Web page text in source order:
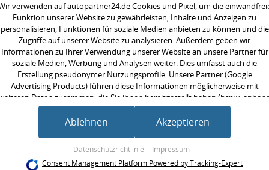
kauften auch
verwenden auf autopartner24.de Cookies und Pixel, um die
Funktion unserer Website zu gewährleisten, Inhalte und Anzeigen zu
personalisieren, Funktionen für soziale Medien anbieten zu können und die
Zugriffe auf unserer Website zu analysieren. Außerdem geben wir
Informationen zu Ihrer Verwendung unserer Website an unsere Partner für
soziale Medien, Werbung und Analysen weiter. Dies umfasst auch die
Erstellung pseudonymer Nutzungsprofile. Unsere Partner (Google
Advertising Products) führen diese Informationen möglicherweise mit
Daten zusammen, die Sie ihnen bereitgestellt haben (bspw.
eines persönlichen Accounts) oder welche sie im Rahmen Ihrer Nutzung der
Dienste gesammelt haben (bspw. Nutzungsdaten anderer Geräte). Ihre
Einwilligung zur Nutzung von Cookies und Pixeln können Sie jederzeit
dort die entsprechenden Anpassungen vornehmen.
Datenschutzrichtlinie Impressum
Ablehnen Akzeptieren
Consent Management Platform Powered by Tracking-Expert